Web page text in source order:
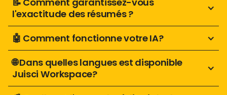
l'exactitude des résumés ?
🤖 Comment fonctionne votre IA?
🌐 Dans quelles langues est disponible
Juisci Workspace?